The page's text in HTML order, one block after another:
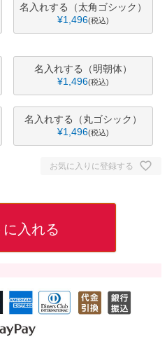
名入れする（太角ゴシック）
¥1,496 税込
名入れする（明朝体）
¥1,496 税込
名入れする（丸ゴシック）
¥1,496 税込
お気に入りに登録する
に入れる